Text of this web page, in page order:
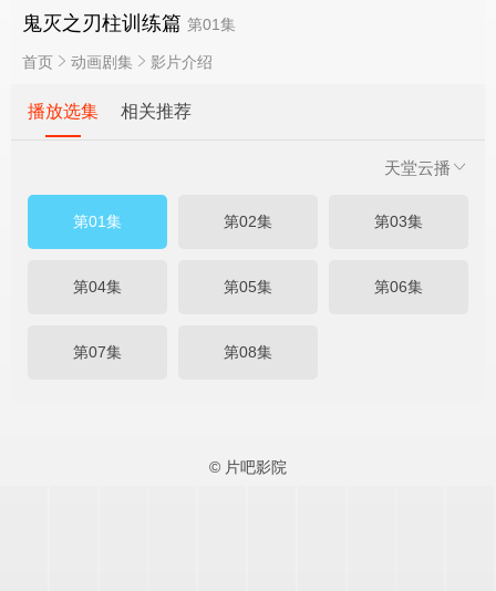
鬼灭之刃柱训练篇 第01集
首页 动画剧集 影片介绍
播放选集 相关推荐
天堂云播
第01集 第02集 第03集
第04集 第05集 第06集
第07集 第08集
© 片吧影院